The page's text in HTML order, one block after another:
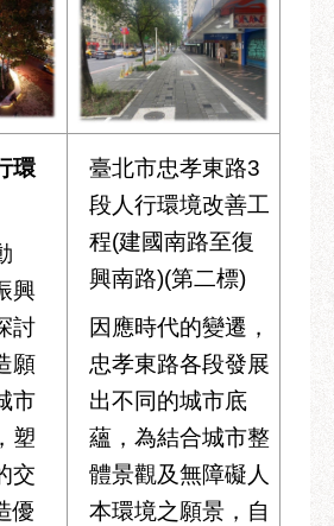
環
興
討
願
市
塑
交
優
臺北市忠孝東路3
段人行環境改善工
程(建國南路至復
興南路)(第二標)
因應時代的變遷，
忠孝東路各段發展
出不同的城市底
蘊，為結合城市整
體景觀及無障礙人
本環境之願景，自